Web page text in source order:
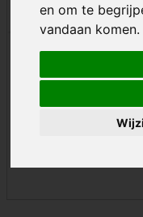
en om te
vandaan komen.